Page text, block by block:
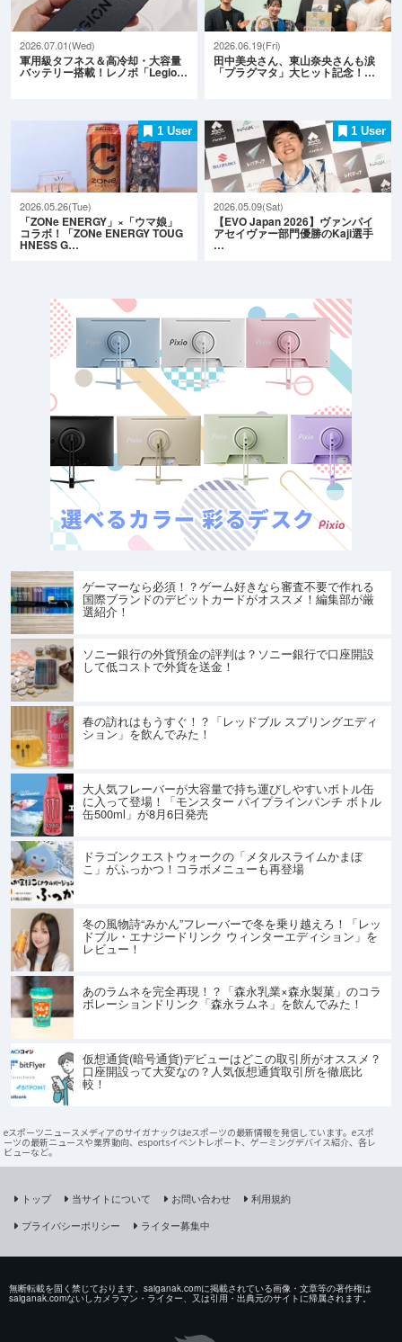
eスポーツニュースメディアのサイガナックはeスポーツの最新情報を発信しています。eスポ
ーツの最新ニュースや業界動向、esportsイベントレポート、ゲーミングデバイス紹介、各レ
ビューなど。
2026.07.01(Wed)
軍用級タフネス＆高冷却・大容量
バッテリー搭載！レノボ「Legio…
2026.06.19(Fri)
田中美央さん、東山奈央さんも涙
「プラグマタ」大ヒット記念！…
1 User
2026.05.26(Tue)
「ZONe ENERGY」×「ウマ娘」
コラボ！「ZONe ENERGY TOUG
HNESS G…
1 User
2026.05.09(Sat)
【EVO Japan 2026】ヴァンパイ
アセイヴァー部門優勝のKaji選手
…
ゲーマーなら必須！？ゲーム好きなら審査不要で作れる
国際ブランドのデビットカードがオススメ！編集部が厳
選紹介！
ソニー銀行の外貨預金の評判は？ソニー銀行で口座開設
して低コストで外貨を送金！
春の訪れはもうすぐ！？「レッドブル スプリングエディ
ション」を飲んでみた！
大人気フレーバーが大容量で持ち運びしやすいボトル缶
に入って登場！「モンスター パイプラインパンチ ボトル
缶500ml」が8月6日発売
ドラゴンクエストウォークの「メタルスライムかまぼ
こ」がふっかつ！コラボメニューも再登場
冬の風物詩“みかん”フレーバーで冬を乗り越えろ！「レッ
ドブル・エナジードリンク ウィンターエディション」を
レビュー！
あのラムネを完全再現！？「森永乳業×森永製菓」のコラ
ボレーションドリンク「森永ラムネ」を飲んでみた！
仮想通貨(暗号通貨)デビューはどこの取引所がオススメ？
口座開設って大変なの？人気仮想通貨取引所を徹底比
較！
トップ 当サイトについて お問い合わせ
利用規約
プライバシーポリシー
ライター募集中
無断転載を固く禁じております。saiganak.comに掲載されている画像・文章等の著作権は
saiganak.comないしカメラマン・ライター、又は引用・出典元のサイトに帰属されます。